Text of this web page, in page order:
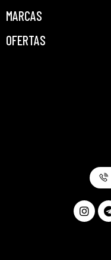
MARCAS
OFERTAS